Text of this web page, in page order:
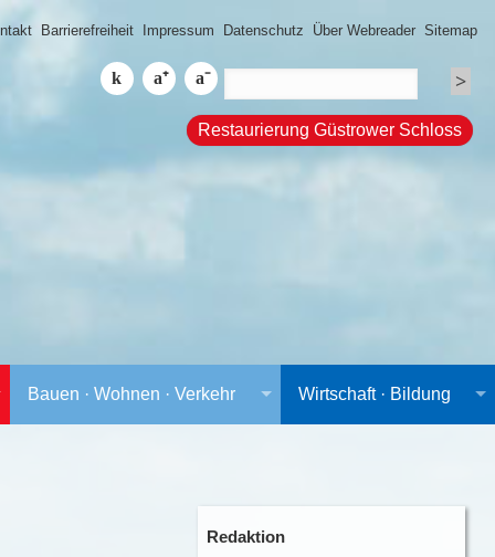
Barrierefreiheit Impressum Datenschutz Über Webreader Sitemap
Restaurierung Güstrower Schloss
Bauen · Wohnen · Verkehr Wirtschaft · Bildung
Redaktion